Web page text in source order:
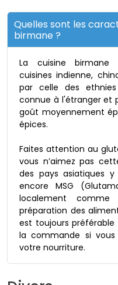
Quelles sont les
birmane ?
La cuisine
cuisines indienne,
par celle des
connue à l'étranger et
goût moyennement
épices.
Faites attention au
vous n’aimez pas
des pays asiatiques
encore MSG
localement comme
préparation des
est toujours préférable
la commande si vous
votre nourriture.